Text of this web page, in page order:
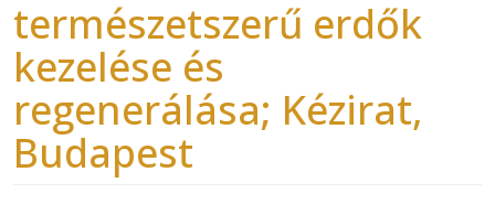
természetszerű erdők
kezelése és
regenerálása; Kézirat,
Budapest